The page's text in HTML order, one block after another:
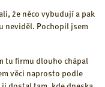
že něco vybudují a pak
neviděl. Pochopil jsem
tu firmu dlouho chápal
věci naprosto podle